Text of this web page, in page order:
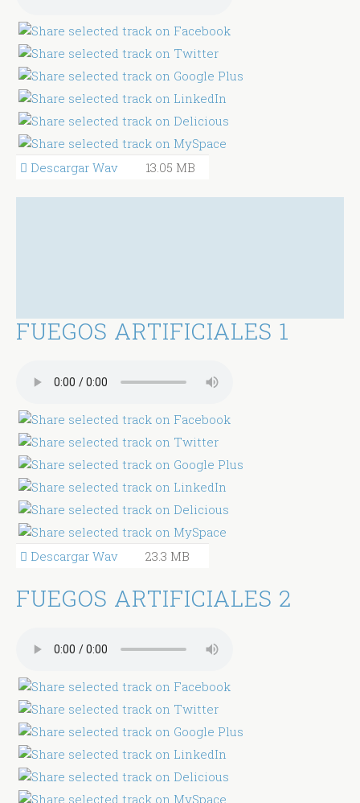
Descargar Wav 13.05 MB
FUEGOS ARTIFICIALES 1
Descargar Wav 23.3 MB
FUEGOS ARTIFICIALES 2